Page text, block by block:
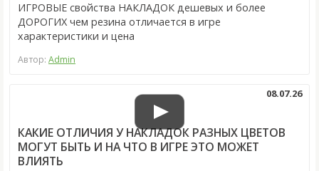
ИГРОВЫЕ свойства НАКЛАДОК дешевых и более
ДОРОГИХ чем резина отличается в игре
характеристики и цена
Автор: Admin
КАКИЕ ОТЛИЧИЯ У НАКЛАДОК РАЗНЫХ ЦВЕТОВ
МОГУТ БЫТЬ И НА ЧТО В ИГРЕ ЭТО МОЖЕТ
ВЛИЯТЬ
08.07.26